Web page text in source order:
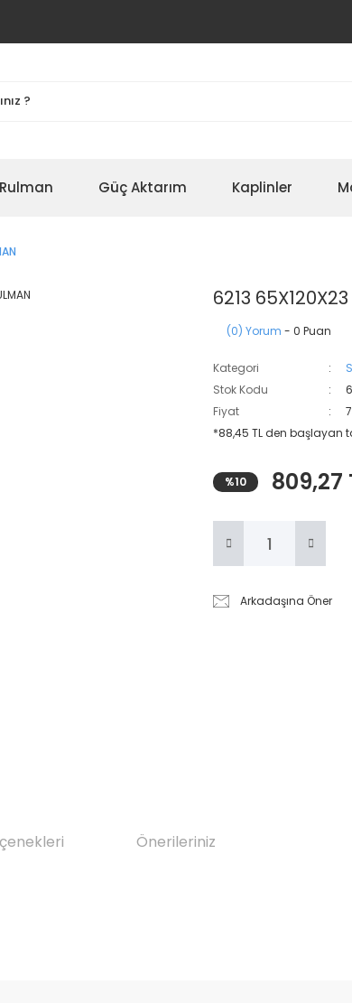
Güç Aktarım Kaplinler
6213
(0) Yorum - 0 Puan
Kategori
Stok Kodu
Fiyat
*88,45 TL den başlayan
%10 809,27
Arkadaşına Öner
Önerileriniz